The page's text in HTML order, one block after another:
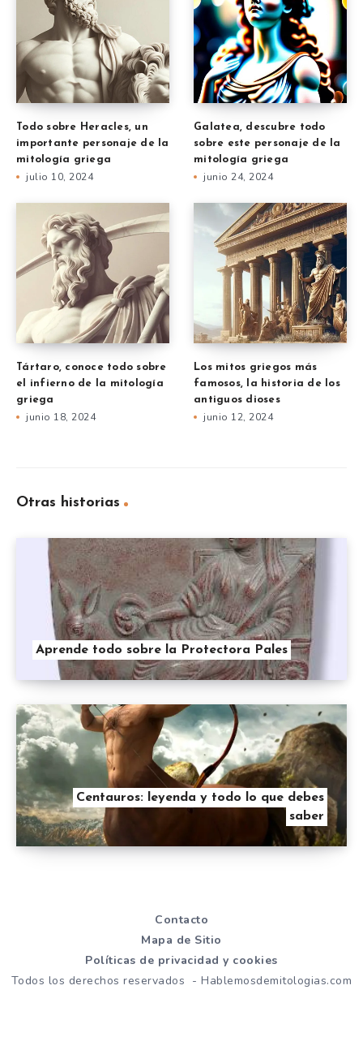
Todo sobre Heracles, un
importante personaje de la
mitología griega
julio 10, 2024
Galatea, descubre todo
sobre este personaje de la
mitología griega
junio 24, 2024
Tártaro, conoce todo sobre
el infierno de la mitología
griega
junio 18, 2024
Los mitos griegos más
famosos, la historia de los
antiguos dioses
junio 12, 2024
Otras historias
Aprende todo sobre la Protectora Pales
Centauros: leyenda y todo lo que debes
saber
Contacto
Mapa de Sitio
Políticas de privacidad y cookies
Todos los derechos reservados - Hablemosdemitologias.com